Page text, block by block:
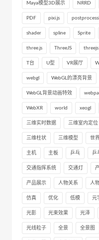
Maya模型3D展示 NRRD
PDF pixi.js
shader spline Sprite
three.js ThreeJS threejs
T台 U型 VR展厅
webgl WebGL的漂亮背景
WebGL背景动画特效
WebXR world xeogl
三维实时数据 三维室内定位
三维柱状 三维模型 世
主机 主板 乒乓 乒
交通指挥系统 交通灯
产品展示 人物关系 人
仿真 优化 低模 元
光影 光束效果 光泽
光线粒子 全景 全景图